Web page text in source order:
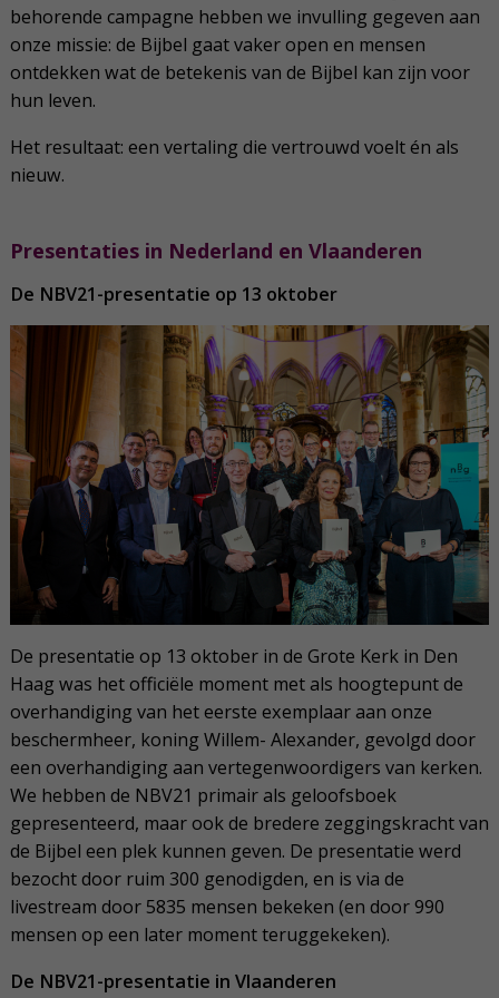
behorende campagne hebben we invulling gegeven aan
onze missie: de Bijbel gaat vaker open en mensen
ontdekken wat de betekenis van de Bijbel kan zijn voor
hun leven.
Het resultaat: een vertaling die vertrouwd voelt én als
nieuw.
Presentaties in Nederland en Vlaanderen
De NBV21-presentatie op 13 oktober
De presentatie op 13 oktober in de Grote Kerk in Den
Haag was het officiële moment met als hoogtepunt de
overhandiging van het eerste exemplaar aan onze
beschermheer, koning Willem- Alexander, gevolgd door
een overhandiging aan vertegenwoordigers van kerken.
We hebben de NBV21 primair als geloofsboek
gepresenteerd, maar ook de bredere zeggingskracht van
de Bijbel een plek kunnen geven. De presentatie werd
bezocht door ruim 300 genodigden, en is via de
livestream door 5835 mensen bekeken (en door 990
mensen op een later moment teruggekeken).
De NBV21-presentatie in Vlaanderen